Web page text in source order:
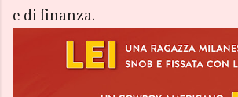
e di finanza.